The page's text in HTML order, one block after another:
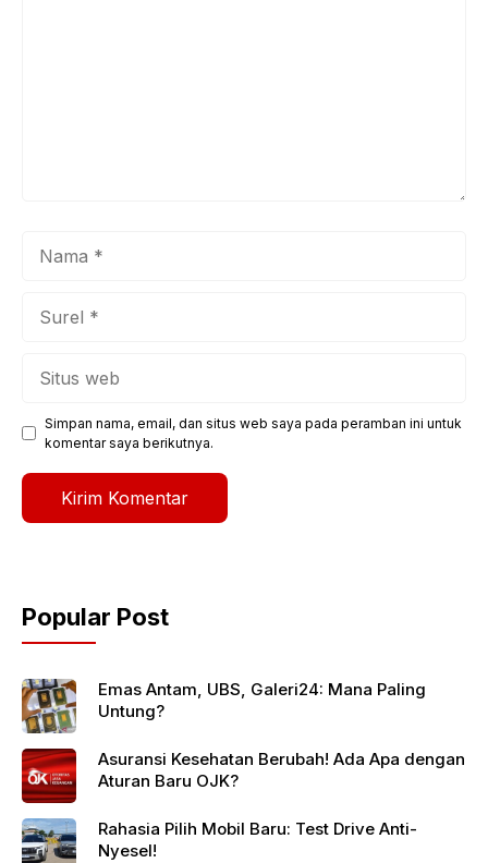
Simpan nama, email, dan situs web saya pada peramban ini untuk
komentar saya berikutnya.
Popular Post
Emas Antam, UBS, Galeri24: Mana Paling
Untung?
Asuransi Kesehatan Berubah! Ada Apa dengan
Aturan Baru OJK?
Rahasia Pilih Mobil Baru: Test Drive Anti-
Nyesel!